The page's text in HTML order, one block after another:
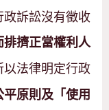
訴訟沒有徵收
擠正當權利人
以法律明定行政
平原則及「使用